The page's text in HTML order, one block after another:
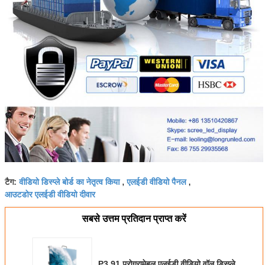
टैग:वीडियो डिस्प्ले बोर्ड का नेतृत्व किया,एलईडी वीडियो पैनल,
आउटडोर एलईडी वीडियो दीवार
सबसे उत्तम प्रतिदान प्राप्त करें